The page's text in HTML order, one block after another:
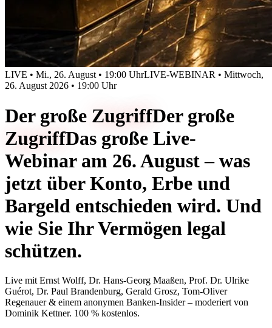
LIVE • Mi., 26. August • 19:00 UhrLIVE-WEBINAR • Mittwoch,
26. August 2026 • 19:00 Uhr
Der große ZugriffDer große
ZugriffDas große Live-
Webinar am 26. August – was
jetzt über Konto, Erbe und
Bargeld entschieden wird. Und
wie Sie Ihr Vermögen legal
schützen.
Live mit Ernst Wolff, Dr. Hans-Georg Maaßen, Prof. Dr. Ulrike
Guérot, Dr. Paul Brandenburg, Gerald Grosz, Tom-Oliver
Regenauer & einem anonymen Banken-Insider– moderiert von
Dominik Kettner. 100 % kostenlos.